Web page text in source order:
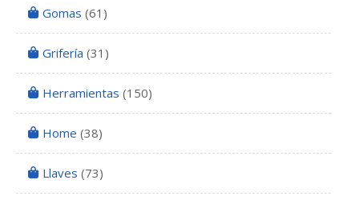
Gomas (61)
Grifería (31)
Herramientas (150)
Home (38)
Llaves (73)